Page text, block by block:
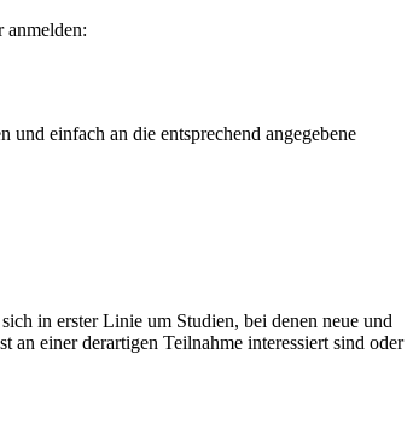
anmelden:
einfach an die entsprechend angegebene
in erster Linie um Studien, bei denen neue und
einer derartigen Teilnahme interessiert sind oder